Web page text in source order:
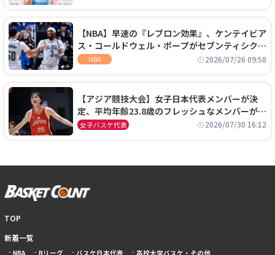
【NBA】早速の『レブロン効果』、ケンテイビア
ス・コールドウェル・ポープがセブンティシクサ
ーズに1年契約で加入
NBA 2026/07/26 09:58
【アジア競技大会】女子日本代表メンバーが決
定、平均年齢23.8歳のフレッシュなメンバーが日
本開催の大舞台で頂点を狙う
女子バスケ代表 2026/07/30 16:12
TOP
新着一覧
NBA Bリーグ バスケ日本代表 高校大学バスケ・その他